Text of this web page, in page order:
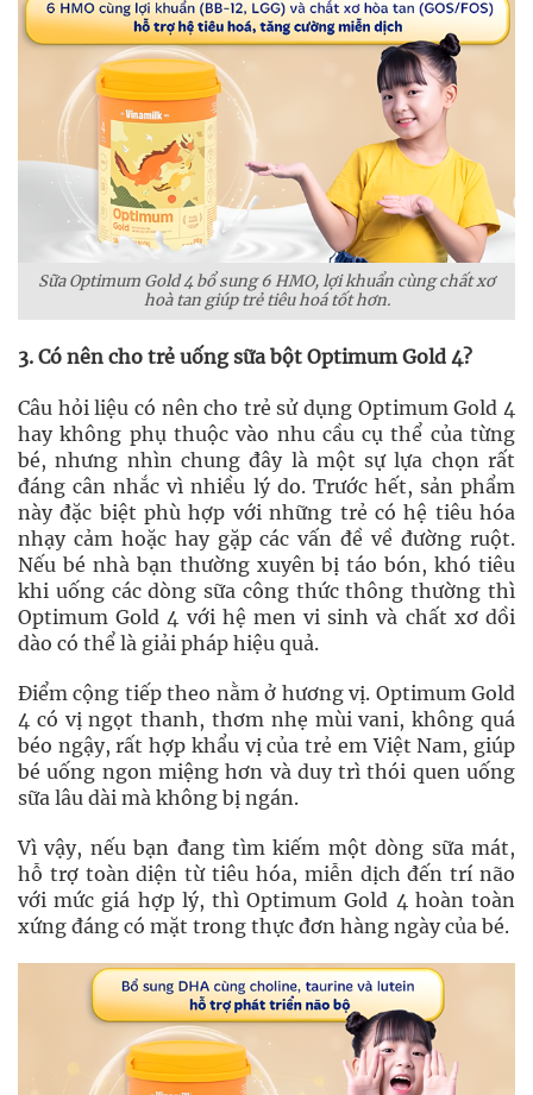
Sữa Optimum Gold 4 bổ sung 6 HMO, lợi khuẩn cùng chất xơ
hoà tan giúp trẻ tiêu hoá tốt hơn.
3. Có nên cho trẻ uống sữa bột Optimum Gold 4?
Câu hỏi liệu có nên cho trẻ sử dụng Optimum Gold 4
hay không phụ thuộc vào nhu cầu cụ thể của từng
bé, nhưng nhìn chung đây là một sự lựa chọn rất
đáng cân nhắc vì nhiều lý do. Trước hết, sản phẩm
này đặc biệt phù hợp với những trẻ có hệ tiêu hóa
nhạy cảm hoặc hay gặp các vấn đề về đường ruột.
Nếu bé nhà bạn thường xuyên bị táo bón, khó tiêu
khi uống các dòng sữa công thức thông thường thì
Optimum Gold 4 với hệ men vi sinh và chất xơ dồi
dào có thể là giải pháp hiệu quả.
Điểm cộng tiếp theo nằm ở hương vị. Optimum Gold
4 có vị ngọt thanh, thơm nhẹ mùi vani, không quá
béo ngậy, rất hợp khẩu vị của trẻ em Việt Nam, giúp
bé uống ngon miệng hơn và duy trì thói quen uống
sữa lâu dài mà không bị ngán.
Vì vậy, nếu bạn đang tìm kiếm một dòng sữa mát,
hỗ trợ toàn diện từ tiêu hóa, miễn dịch đến trí não
với mức giá hợp lý, thì Optimum Gold 4 hoàn toàn
xứng đáng có mặt trong thực đơn hàng ngày của bé.